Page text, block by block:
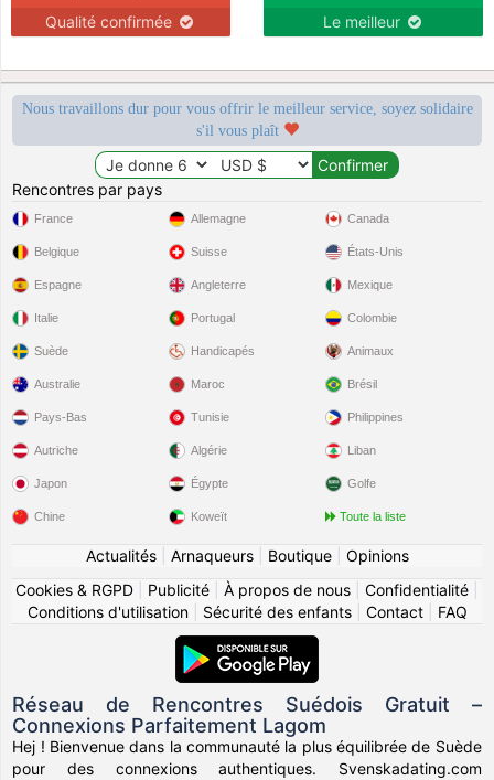
Qualité confirmée Le meilleur
Nous travaillons dur pour vous offrir le meilleur service, soyez solidaire
s'il vous plaît
Rencontres par pays
France
Belgique
Espagne
Italie
Suède
Allemagne
Suisse
Angleterre
Portugal
Handicapés
Canada
États-Unis
Mexique
Colombie
Animaux
Australie
Pays-Bas
Autriche
Japon
Chine
Maroc
Tunisie
Algérie
Égypte
Koweït
Brésil
Philippines
Liban
Golfe
Toute la liste
Actualités| Arnaqueurs| Boutique| Opinions
Cookies & RGPD
Publicité À propos de nous Confidentialité
Conditions d'utilisation| Sécurité des enfants| Contact| FAQ
Réseau de Rencontres Suédois Gratuit –
Connexions Parfaitement Lagom
Hej ! Bienvenue dans la communauté la plus équilibrée de Suède
pour des connexions authentiques. Svenskadating.com